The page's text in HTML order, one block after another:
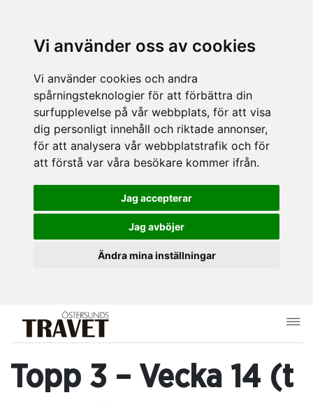
Vi använder oss av cookies
Vi använder cookies och andra
spårningsteknologier för att förbättra din
surfupplevelse på vår webbplats, för att visa
dig personligt innehåll och riktade annonser,
för att analysera vår webbplatstrafik och för
att förstå var våra besökare kommer ifrån.
Jag accepterar
Jag avböjer
Ändra mina inställningar
Topp 3 – Vecka 14 (t